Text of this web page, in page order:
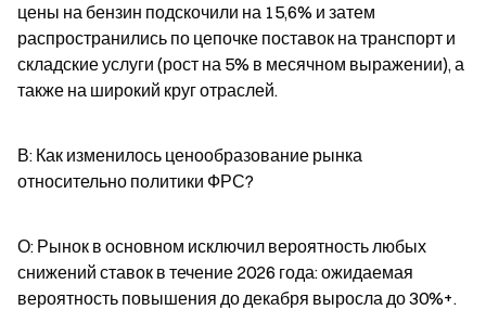
цены на бензин подскочили на 15,6% и затем
распространились по цепочке поставок на транспорт и
складские услуги (рост на 5% в месячном выражении), а
также на широкий круг отраслей.
В: Как изменилось ценообразование рынка
относительно политики ФРС?
О: Рынок в основном исключил вероятность любых
снижений ставок в течение 2026 года: ожидаемая
вероятность повышения до декабря выросла до 30%+.